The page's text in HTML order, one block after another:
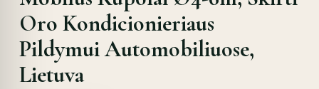
Oro Kondicionieriaus
Pildymui Automobiliuose,
Lietuva